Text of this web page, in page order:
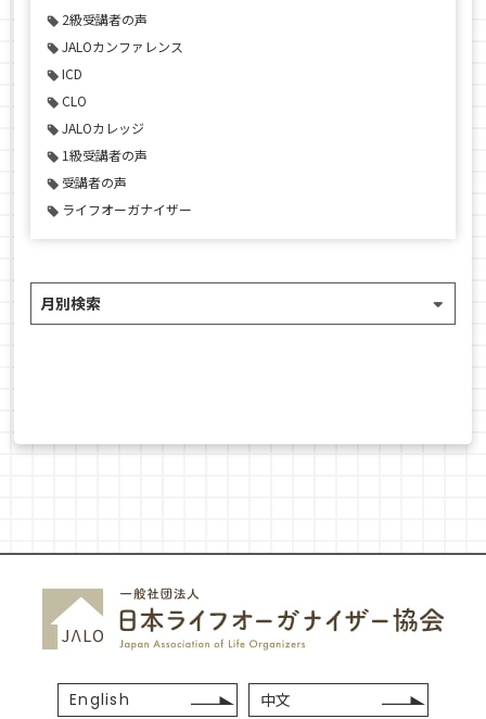
2級受講者の声
JALOカンファレンス
ICD
CLO
JALOカレッジ
1級受講者の声
受講者の声
ライフオーガナイザー
English 中文